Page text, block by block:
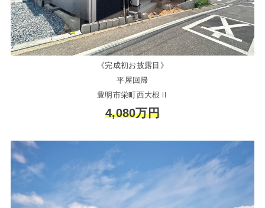
《完成初お披露目》
平屋回帰
豊明市栄町西大根Ⅱ
4,080万円